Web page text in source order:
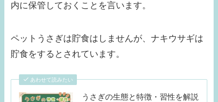
内に保管しておくことを言います。
ペットうさぎは貯食はしませんが、ナキウサギは
貯食をするとされています。
あわせて読みたい
うさぎの生態と特徴・習性を解説